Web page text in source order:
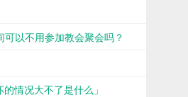
以不用参加教会聚会吗？
情况大不了是什么」